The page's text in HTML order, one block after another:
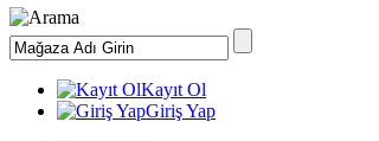
Kayıt Ol
Giriş Yap